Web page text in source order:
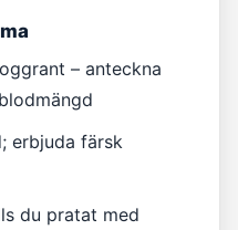
– anteckna
erbjuda färsk
du pratat med